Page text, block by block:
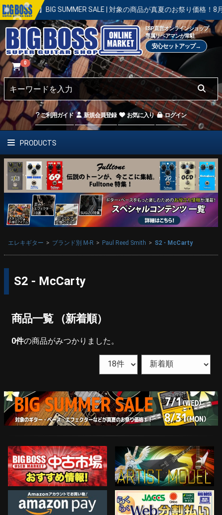
催中】BIG SUMMER SALE | 対象の商品が真夏のお祭り価格！8月31
ESP直営オンラインショップ
専属リペアマンが常駐
安心セットアップ→
0
ご利用ガイド 新規会員登録 お気に入り ログイン
PRODUCTS
エレキギター ブランド別 M-R Paul Reed Smith S2 - McCarty
S2 - McCarty
商品一覧 （新着順）
0件の商品がみつかりました。